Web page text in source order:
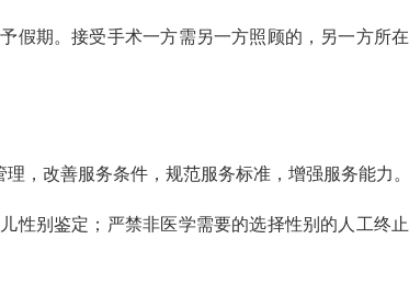
期。接受手术一方需另一方照顾的，另一方所
，改善服务条件，规范服务标准，增强服务能力
别鉴定；严禁非医学需要的选择性别的人工终止